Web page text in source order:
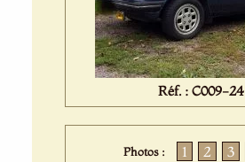
Réf. : C009-24
Photos : 1 2 3